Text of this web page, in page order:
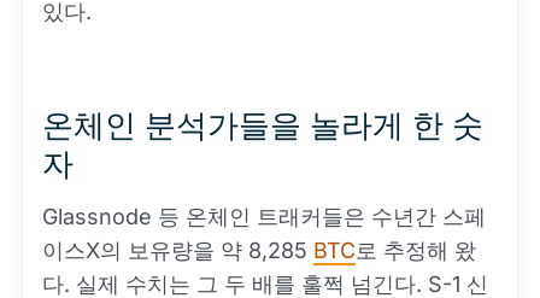
있다.
온체인 분석가들을 놀라게 한 숫
자
Glassnode 등 온체인 트래커들은 수년간 스페
이스X의 보유량을 약 8,285 BTC로 추정해 왔
다. 실제 수치는 그 두 배를 훌쩍 넘긴다. S-1 신